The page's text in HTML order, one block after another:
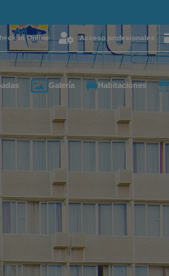
ayuda y quieres
nosotros?
85 16 54
para ti a cualquier
in Online Acceso profesionales
Galería Habitaciones